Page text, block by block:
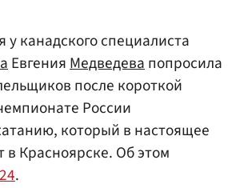
канадского специалиста
ЕвгенияМедведевапопросила
после короткой
России
который в настоящее
в Красноярске. Об этом
.